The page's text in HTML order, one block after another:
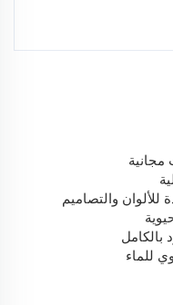
مجانية
للألوان والتصاميم
بالكامل
للماء